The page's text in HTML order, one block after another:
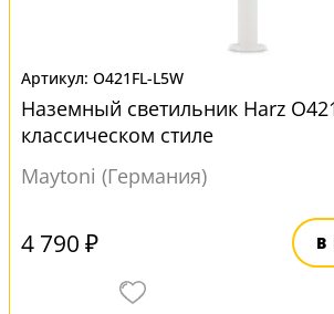
O421FL-L5W
Наземный светильник Harz
классическом стиле
Maytoni (Германия)
4 790 ₽ В